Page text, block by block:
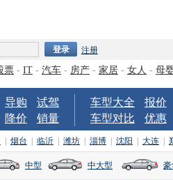
注册
票 - IT - 汽车 - 房产 - 家居 - 女人 - 母
导购
试驾
降价 销量
车型大全 报价
车型对比
优惠
烟台 临沂 潍坊 淄博 沈阳 大连
中型 中大型